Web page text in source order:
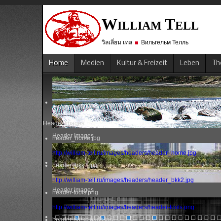
WILLIAM TELL
วิลเลี่ยม เทล Вильгельм Телль
Home Medien Kultur & Freizeit Leben
Header Images
Header Images
Header Images
header_home.jpg
http://william-tell.ru/images/headers/header_home.jpg
header_bkk2.jpg
http://william-tell.ru/images/headers/header_bkk2.jpg
header-tools.png
http://william-tell.ru/images/headers/header-tools.png
header-darkclouds.jpg